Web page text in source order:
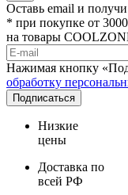
Оставь email и
* при покупке от
на товары
Нажимая кнопку
обработку
Подписаться
Низкие
цены
Доставка по
всей РФ